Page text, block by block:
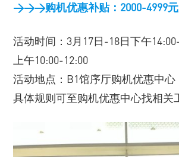
>>>购机优惠补贴：2000-4999
活动时间：3月17日-18日下午
上午10:00-12:00
活动地点：B1馆序厅购机优惠中心
具体规则可至购机优惠中心找相关